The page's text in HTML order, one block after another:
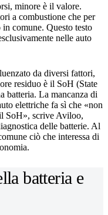
minore è il valore.
a combustione che per
comune. Questo testo
nelle auto
da diversi fattori,
residuo è il SoH (State
batteria. La mancanza di
elettriche fa sì che «non
SoH», scrive Aviloo,
delle batterie. Al
ciò che interessa di
batteria e